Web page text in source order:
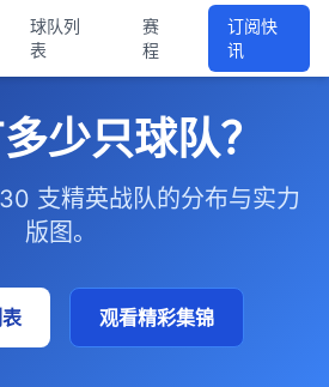
球队列
表
赛
程
订阅快
讯
少只球队？
支精英战队的分布与实力
版图。
观看精彩集锦